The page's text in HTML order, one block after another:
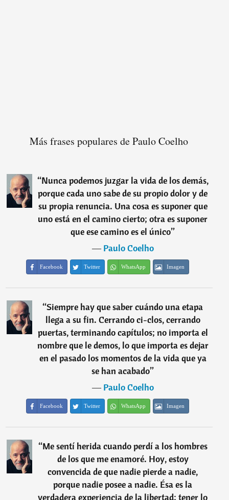
Más frases populares de Paulo Coelho
“Nunca podemos juzgar la vida de los demás,
porque cada uno sabe de su propio dolor y de
su propia renuncia. Una cosa es suponer que
uno está en el camino cierto; otra es suponer
que ese camino es el único”
―Paulo Coelho
Facebook Twitter WhatsApp Imagen
“Siempre hay que saber cuándo una etapa
llega a su fin. Cerrando ci-clos, cerrando
puertas, terminando capítulos; no importa el
nombre que le demos, lo que importa es dejar
en el pasado los momentos de la vida que ya
se han acabado”
―Paulo Coelho
Facebook Twitter WhatsApp Imagen
“Me sentí herida cuando perdí a los hombres
de los que me enamoré. Hoy, estoy
convencida de que nadie pierde a nadie,
porque nadie posee a nadie. Ésa es la
verdadera experiencia de la libertad: tener lo